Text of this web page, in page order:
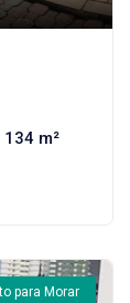
134 m²
para Morar